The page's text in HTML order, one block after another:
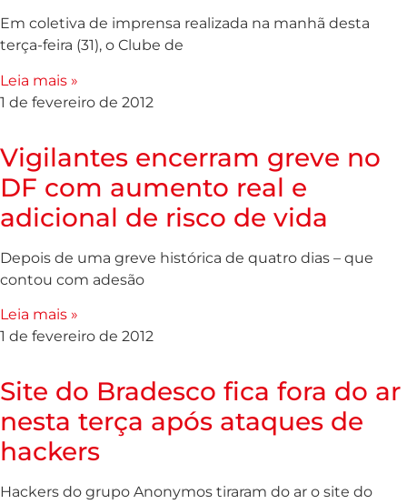
Em coletiva de imprensa realizada na manhã desta
terça-feira (31), o Clube de
Leia mais »
1 de fevereiro de 2012
Vigilantes encerram greve no
DF com aumento real e
adicional de risco de vida
Depois de uma greve histórica de quatro dias – que
contou com adesão
Leia mais »
1 de fevereiro de 2012
Site do Bradesco fica fora do ar
nesta terça após ataques de
hackers
Hackers do grupo Anonymos tiraram do ar o site do